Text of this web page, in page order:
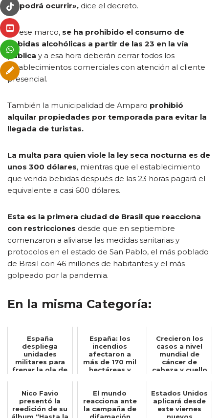
no podrá ocurrir», dice el decreto.
En ese marco, se ha prohibido el consumo de
bebidas alcohólicas a partir de las 23 en la vía
pública y a esa hora deberán cerrar todos los
establecimientos comerciales con atención al cliente
presencial.
También la municipalidad de Amparo prohibió
alquilar propiedades por temporada para evitar la
llegada de turistas.
La multa para quien viole la ley seca nocturna es de
unos 300 dólares, mientras que el establecimiento
que venda bebidas después de las 23 horas pagará el
equivalente a casi 600 dólares.
Esta es la primera ciudad de Brasil que reacciona
con restricciones desde que en septiembre
comenzaron a aliviarse las medidas sanitarias y
protocolos en el estado de San Pablo, el más poblado
de Brasil con 46 millones de habitantes y el más
golpeado por la pandemia.
En la misma Categoría:
España
despliega
unidades
militares para
frenar la ola de
España: los
incendios
afectaron a
más de 170 mil
hectáreas y
Crecieron los
casos a nivel
mundial de
cáncer de
cabeza y cuello
Nico Favio
presentó la
reedición de su
El mundo
reacciona ante
la campaña de
Estados Unidos
aplicará desde
este viernes